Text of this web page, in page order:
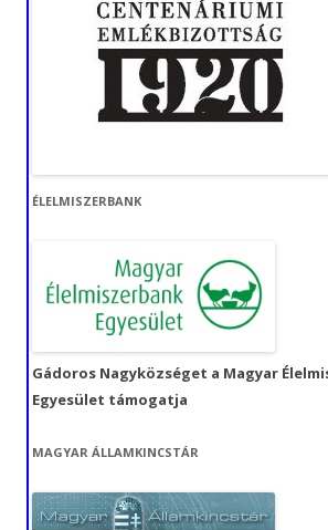
ÉLELMISZERBANK
Gádoros Nagyközséget a Magyar
Egyesület támogatja
MAGYAR ÁLLAMKINCSTÁR